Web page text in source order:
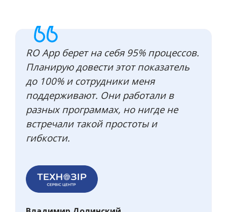
RO App берет на себя 95% процессов.
Планирую довести этот показатель
до 100% и сотрудники меня
поддерживают. Они работали в
разных программах, но нигде не
встречали такой простоты и
гибкости.